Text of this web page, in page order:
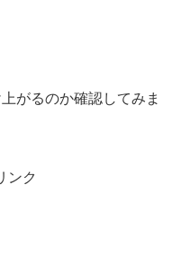
がるのか確認してみま
ンク